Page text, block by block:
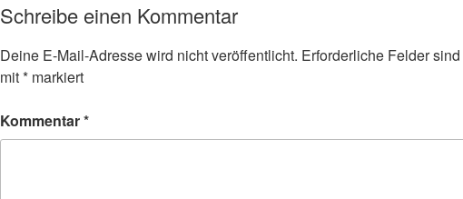
Schreibe einen Kommentar
Deine E-Mail-Adresse wird nicht veröffentlicht. Erforderliche Felder sind
mit* markiert
Kommentar*